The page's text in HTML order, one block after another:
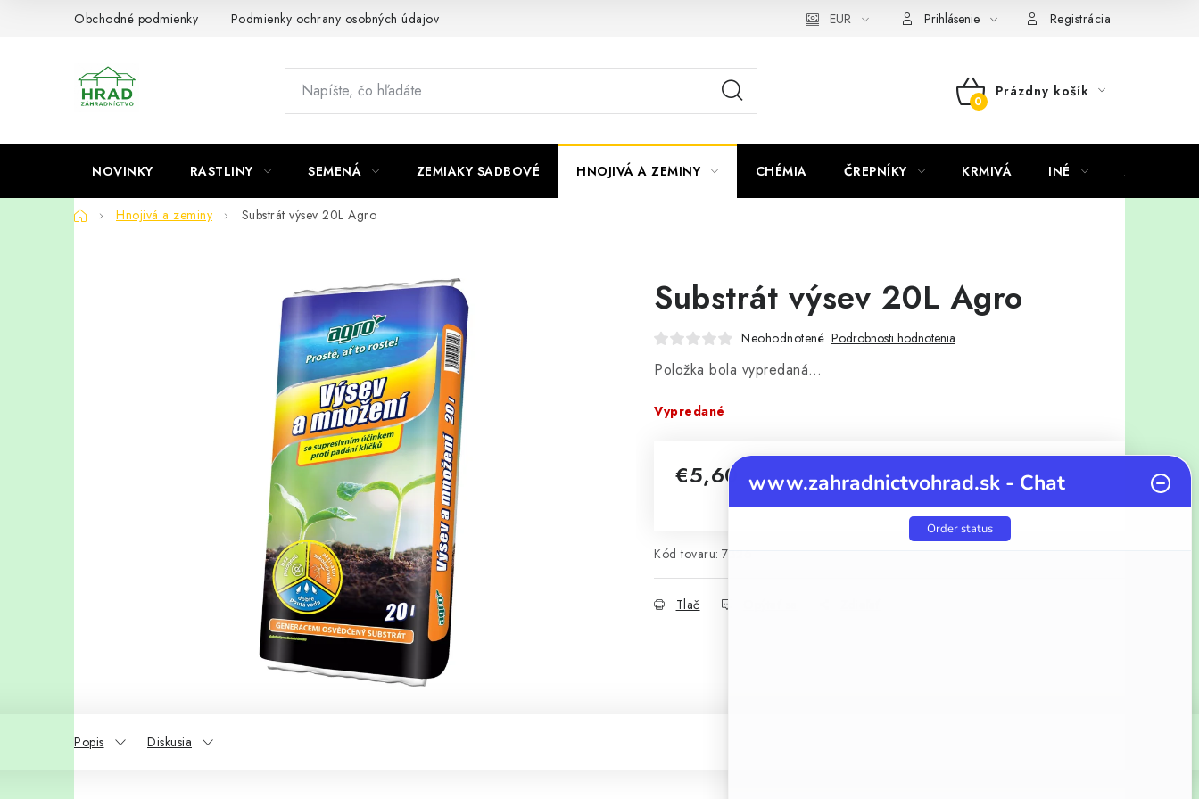
Obchodné podmienky Podmienky ochrany osobných údajov EUR Prihlásenie Registrácia
NÁKUPNÝ
KOŠÍK
Prázdny košík
NOVINKY RASTLINY SEMENÁ ZEMIAKY SADBOVÉ HNOJIVÁ A ZEMINY CHÉMIA ČREPNÍKY KRMIVÁ INÉ
DomovHnojivá a zeminy Substrát výsev 20L Agro
Substrát výsev 20L Agro
Neohodnotené Podrobnosti hodnotenia
Položka bola vypredaná…
Vypredané
€5,60
Jednotková cena:
Kód tovaru: 7326
Tlač
Popis Diskusia
www.zahradnictvohrad.sk - Chat
Order status